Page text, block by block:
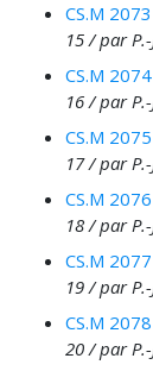
CS.M 2073
15 / par
CS.M 2074
16 / par
CS.M 2075
17 / par
CS.M 2076
18 / par
CS.M 2077
19 / par
CS.M 2078
20 / par